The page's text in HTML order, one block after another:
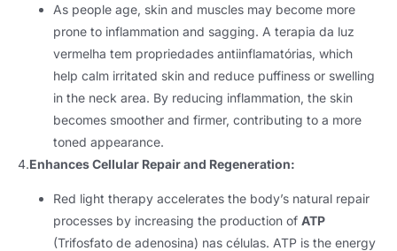
As people age, skin and muscles may become more
prone to inflammation and sagging. A terapia da luz
vermelha tem propriedades antiinflamatórias, which
help calm irritated skin and reduce puffiness or swelling
in the neck area. By reducing inflammation, the skin
becomes smoother and firmer, contributing to a more
toned appearance.
4.Enhances Cellular Repair and Regeneration:
Red light therapy accelerates the body’s natural repair
processes by increasing the production of ATP
(Trifosfato de adenosina) nas células. ATP is the energy